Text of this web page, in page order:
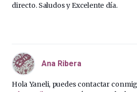
directo. Saludos y Excelente día.
Ana Ribera
Hola Yaneli, puedes contactar